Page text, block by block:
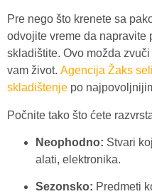
Pre nego što krenete sa
odvojite vreme da napravite
skladištite. Ovo možda
vam život. Agencija Žaks
skladištenje po
Počnite tako što ćete
Neophodno: Stvari
alati, elektronika.
Sezonsko: Predmeti